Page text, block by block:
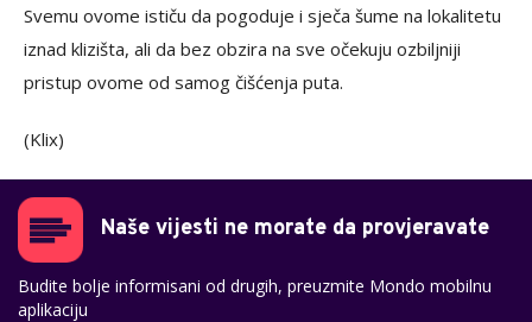
Svemu ovome ističu da pogoduje i sječa šume na lokalitetu
iznad klizišta, ali da bez obzira na sve očekuju ozbiljniji
pristup ovome od samog čišćenja puta.
(Klix)
Naše vijesti ne morate da provjeravate
Budite bolje informisani od drugih, preuzmite Mondo mobilnu
aplikaciju